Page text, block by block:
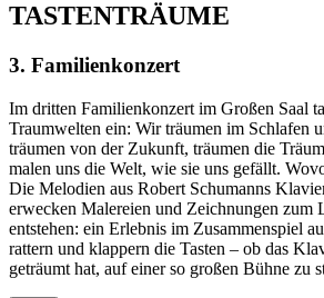
TASTENTRÄUME
3. Familienkonzert
Im dritten Familienkonzert im Großen Saal
Traumwelten ein: Wir träumen im Schlafen
träumen von der Zukunft, träumen die
malen uns die Welt, wie sie uns gefällt.
Die Melodien aus Robert Schumanns
erwecken Malereien und Zeichnungen zum
entstehen: ein Erlebnis im Zusammenspiel
rattern und klappern die Tasten – ob das
geträumt hat, auf einer so großen Bühne zu